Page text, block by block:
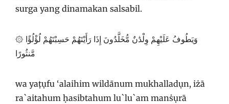
surga yang dinamakan salsabil.
۞ وَيَطُوفُ عَلَيْهِمْ وِلْدَٰنٌ مُّخَلَّدُونَ إِذَا رَأَيْتَهُمْ حَسِبْتَهُمْ لُؤْلُؤًا
مَّنثُورًا
wa yaṭụfu ‘alaihim wildānum mukhalladụn, iżā
ra`aitahum ḥasibtahum lu`lu`am manṡụrā